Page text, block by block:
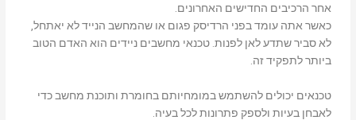
אחר הרכיבים החדישים האחרונים.
כאשר אתה עומד בפני הרדיסק פגום או שהמחשב הנייד לא יאתחל,
לא סביר שתדע לאן לפנות. טכנאי מחשבים ניידים הוא האדם הטוב
ביותר לתפקיד זה.
טכנאים יכולים להשתמש במומחיותם בחומרת ותוכנת מחשב כדי
לאבחן בעיות ולספק פתרונות לכל בעיה.